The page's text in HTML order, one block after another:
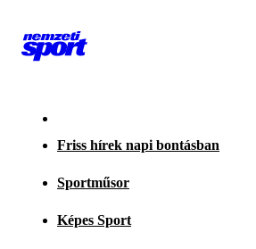
Friss hírek napi bontásban
Sportműsor
Képes Sport